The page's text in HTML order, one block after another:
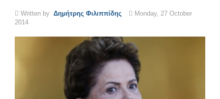
Written by Δημήτρης Φιλιππίδης
Monday, 27 October
2014